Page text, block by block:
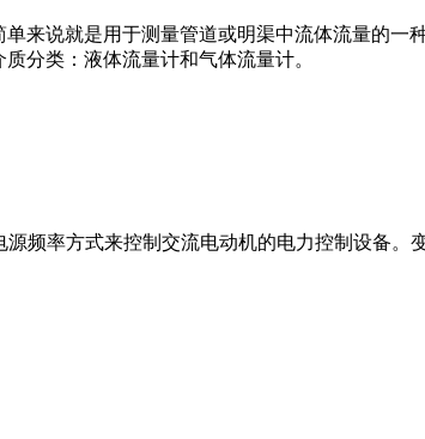
来说就是用于测量管道或明渠中流体流量的一
分类：液体流量计和气体流量计。
频率方式来控制交流电动机的电力控制设备